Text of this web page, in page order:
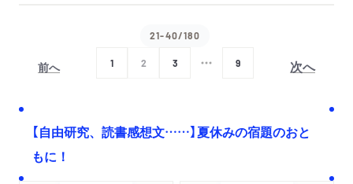
前へ
21-40/180
1 2 3 9 次へ
【自由研究、読書感想文……】夏休みの宿題のおと
もに！